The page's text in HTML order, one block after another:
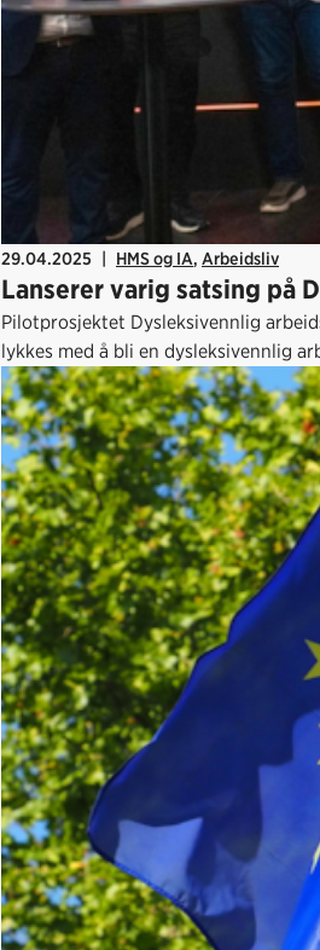
29.04.2025 | HMS og IA, Arbeidsliv
Lanserer varig satsing på
Pilotprosjektet Dysleksivennlig
lykkes med å bli en dysleksivennlig
varig program for alle typer bedrifter